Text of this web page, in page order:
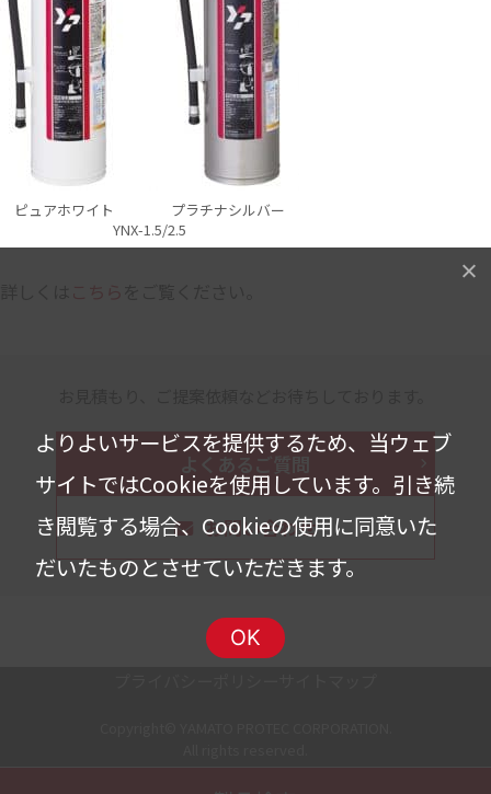
ピュアホワイト プラチナシルバー
YNX-1.5/2.5
お問い合わせ
よりよいサービスを提供するため、当ウェブ
サイトではCookieを使用しています。 引き続
き閲覧する場合、Cookieの使用に同意いた
だいたものとさせていただきます。
OK